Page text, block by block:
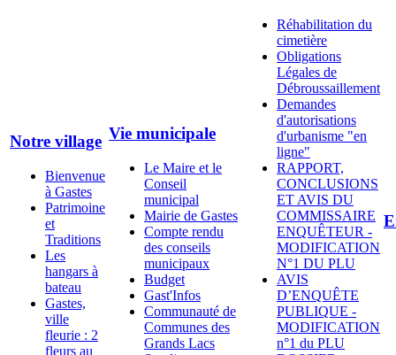
Notre village
Bienvenue
à Gastes
Patrimoine
et
Traditions
Les
hangars à
bateau
Gastes,
ville
fleurie : 2
fleurs au
Vie municipale
Le Maire et le
Conseil
municipal
Mairie de Gastes
Compte rendu
des conseils
municipaux
Budget
Gast'Infos
Communauté de
Communes des
Grands Lacs
Réhabilitation du
cimetière
Obligations
Légales de
Débroussaillement
Demandes
d'autorisations
d'urbanisme "en
ligne"
RAPPORT,
CONCLUSIONS
ET AVIS DU
COMMISSAIRE
ENQUÊTEUR -
MODIFICATION
N°1 DU PLU
AVIS
D’ENQUÊTE
PUBLIQUE -
MODIFICATION
n°1 du PLU